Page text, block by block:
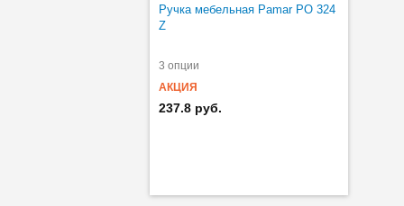
Ручка мебельная Pamar PO 324
Z
3 опции
АКЦИЯ
237.8 руб.